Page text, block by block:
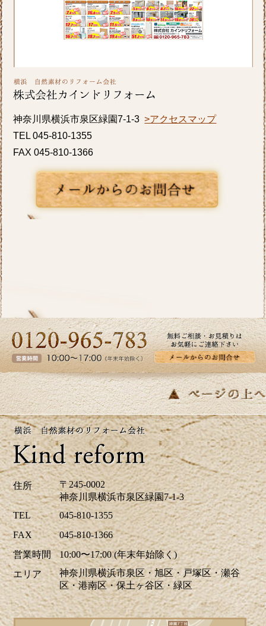
ではお見積り・ご相談を無料で行っておりま
す。お気軽にお問い合わせください。
きますが、いかがお過ごしですか？横浜市A区
致しましたのでご覧ください。カインドリフ
ォームではお見積り・ご相談を無料で行って
おります。お気軽にお問い合わせください。
2026/06/10
いよいよ梅雨入りですね。憂鬱な季節だから
ください。
2026/05/27
皆さま、こんにちは。夏のように暑い日があ
り体調管理が難しいですね。横浜市K区E様邸
のバス・洗面のリフォーム事例をアップ致し
ましたのでご覧下さい。お見積り、ご相談は
無料です。お気軽にお問合せ下さい。
2026/04/24
ツツジの花が街を鮮やかに彩り、お出かけに
も最適な季節ですね。当社はゴールデンウイ
ーク中も休まず営業しております。リフォー
ムに関するご相談、お見積りなどお気軽にお
問い合わせください。ホームページでは、H区
M様邸のキッチリフォーム、A区N様邸の玄関
ドアリフォーム事例を掲載致しました。リフ
ォームのご参考に是非ご覧ください。皆様か
らのお問合せをお待ちしております。
神奈川県横浜市泉区緑園7-1-3>アクセスマップ
TEL 045-810-1355
FAX 045-810-1366
住所
〒245-0002
神奈川県横浜市泉区緑園7-1-3
TEL
045-810-1355
FAX
045-810-1366
営業時間
10:00〜17:00 (年末年始除く)
エリア
神奈川県横浜市泉区・旭区・戸塚区・瀬谷
区・港南区・保土ヶ谷区・緑区